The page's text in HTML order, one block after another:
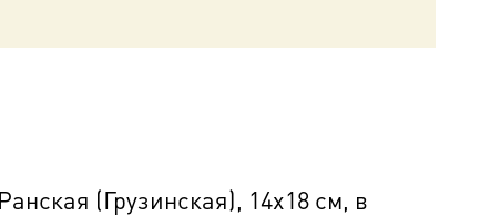
(Грузинская), 14х18 см, в